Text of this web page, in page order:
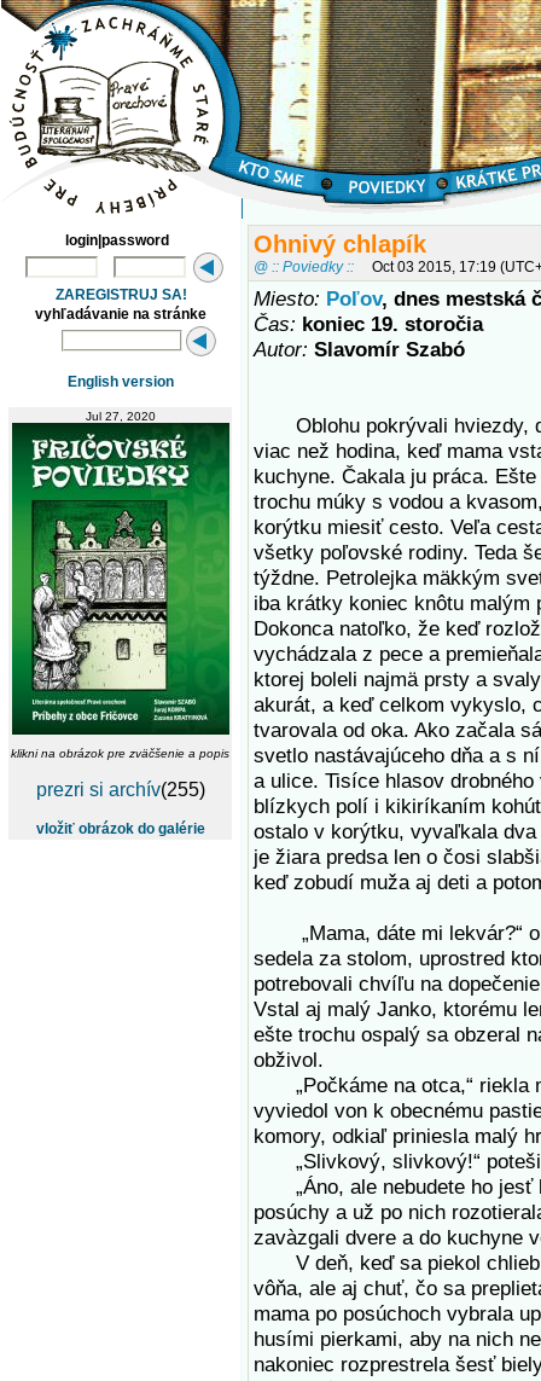
login|password
ZAREGISTRUJ SA!
vyhľadávanie na stránke
English version
Jul 27, 2020
klikni na obrázok pre zväčšenie a popis
prezri si archív(255)
vložiť obrázok do galérie
Ohnivý chlapík
@ :: Poviedky :: Oct 03 2015, 17:19
Miesto: Poľov, dnes mestská
Čas: koniec 19. storočia
Autor: Slavomír Szabó
Oblohu pokrývali hviezdy,
viac než hodina, keď mama
kuchyne. Čakala ju práca.
trochu múky s vodou a
korýtku miesiť cesto. Veľa
všetky poľovské rodiny. Teda
týždne. Petrolejka mäkkým
iba krátky koniec knôtu malým
Dokonca natoľko, že keď
vychádzala z pece a
ktorej boleli najmä prsty a
akurát, a keď celkom vykyslo,
tvarovala od oka. Ako začala
svetlo nastávajúceho dňa a s
a ulice. Tisíce hlasov
blízkych polí i kikiríkaním
ostalo v korýtku, vyvaľkala
je žiara predsa len o čosi
keď zobudí muža aj deti a
„Mama, dáte mi lekvár?“
sedela za stolom, uprostred
potrebovali chvíľu na
Vstal aj malý Janko, ktorému
ešte trochu ospalý sa obzeral
obživol.
„Počkáme na otca,“ riekla
vyviedol von k obecnému
komory, odkiaľ priniesla malý
„Slivkový, slivkový!“
„Áno, ale nebudete ho jesť
posúchy a už po nich
zavàzgali dvere a do kuchyne
V deň, keď sa piekol chlieb,
vôňa, ale aj chuť, čo sa
mama po posúchoch vybrala
husími pierkami, aby na nich
nakoniec rozprestrela šesť